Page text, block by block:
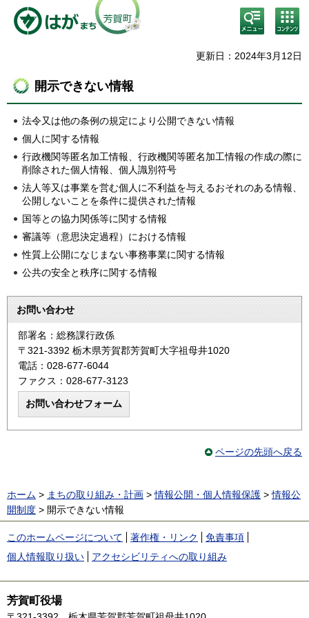
検
索・
メニ
コン
テン
ニュ
更新日：2024年3月12日
開示できない情報
法令又は他の条例の規定により公開できない情報
個人に関する情報
行政機関等匿名加工情報、行政機関等匿名加工情報の作成の際に
削除された個人情報、個人識別符号
法人等又は事業を営む個人に不利益を与えるおそれのある情報、
公開しないことを条件に提供された情報
国等との協力関係等に関する情報
審議等（意思決定過程）における情報
性質上公開になじまない事務事業に関する情報
公共の安全と秩序に関する情報
お問い合わせ
部署名：総務課行政係
〒321-3392 栃木県芳賀郡芳賀町大字祖母井1020
電話：028-677-6044
ファクス：028-677-3123
ページの先頭へ戻る
ホーム > まちの取り組み・計画 >情報公開・個人情報保護 >情報公
開制度 > 開示できない情報
このホームページについて 著作権・リンク
免責事項
個人情報取り扱い
アクセシビリティへの取り組み
芳賀町役場